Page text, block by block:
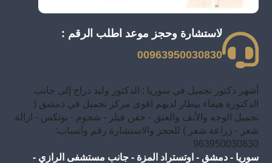
لاستشارة وحجز موعد اطلب الرقم :
00963950030830
أشهر دكتور تجميل في سوريا : الدكتور وليد دراج إلى جانب
الدكتورة هيفاء بيطار لديهم اقوى مركز تجميل في دمشق (
تجميل الوجه والأنف والعنق - حقن فيلر - شحوم - بوتكس - ازالة
شعر - زراعة شعر ) للحجز والاستشارة رقم وآتساب:
963950030830
سوريا - دمشق - اوتستراد المزة - جانب مستشفى الرازي -